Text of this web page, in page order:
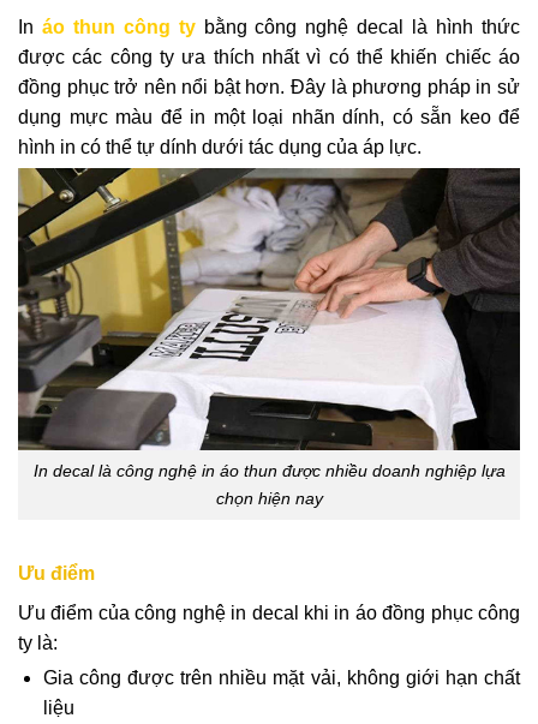
In áo thun công tybằng công nghệ decal là hình thức
được các công ty ưa thích nhất vì có thể khiến chiếc áo
đồng phục trở nên nổi bật hơn. Đây là phương pháp in sử
dụng mực màu để in một loại nhãn dính, có sẵn keo để
hình in có thể tự dính dưới tác dụng của áp lực.
In decal là công nghệ in áo thun được nhiều doanh nghiệp lựa
chọn hiện nay
Ưu điểm
Ưu điểm của công nghệ in decal khi in áo đồng phục công
ty là:
Gia công được trên nhiều mặt vải, không giới hạn chất
liệu